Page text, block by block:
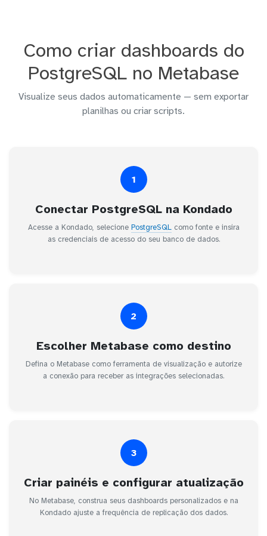
Como criar dashboards do
PostgreSQL no Metabase
Visualize seus dados automaticamente — sem exportar
planilhas ou criar scripts.
1
Conectar PostgreSQL na Kondado
Acesse a Kondado, selecione PostgreSQLcomo fonte e insira
as credenciais de acesso do seu banco de dados.
2
Escolher Metabase como destino
Defina o Metabase como ferramenta de visualização e autorize
a conexão para receber as integrações selecionadas.
3
Criar painéis e configurar atualização
No Metabase, construa seus dashboards personalizados e na
Kondado ajuste a frequência de replicação dos dados.